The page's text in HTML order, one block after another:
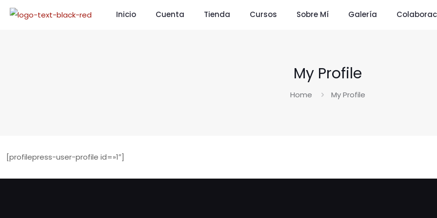
Inicio Cuenta Tienda Cursos Sobre Mí Galería
My Profile
Home My Profile
[profilepress-user-profile id=»1″]